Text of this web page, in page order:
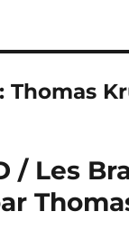
Thomas
/ Les